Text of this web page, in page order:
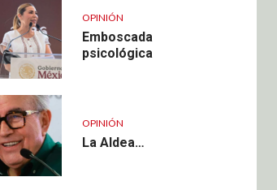
OPINIÓN
Emboscada
psicológica
OPINIÓN
La Aldea…